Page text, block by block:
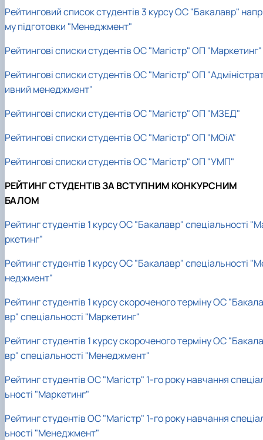
Рейтинговий список студентів 3 курсу ОС "Бакалавр"
му підготовки "Менеджмент"
Рейтингові списки студентів ОС "Магістр" ОП "Маркетинг"
Рейтингові списки студентів ОС "Магістр" ОП
ивний менеджмент"
Рейтингові списки студентів ОС "Магістр" ОП "МЗЕД"
Рейтингові списки студентів ОС "Магістр" ОП "МОіА"
Рейтингові списки студентів ОС "Магістр" ОП "УМП"
РЕЙТИНГ СТУДЕНТІВ ЗА ВСТУПНИМ КОНКУРСНИМ
БАЛОМ
Рейтинг студентів 1 курсу ОС "Бакалавр" спеціальності
ркетинг"
Рейтинг студентів 1 курсу ОС "Бакалавр" спеціальності
неджмент"
Рейтинг студентів 1 курсу скороченого терміну ОС "Бакала
вр" спеціальності "Маркетинг"
Рейтинг студентів 1 курсу скороченого терміну ОС "Бакала
вр" спеціальності "Менеджмент"
Рейтинг студентів ОС "Магістр" 1-го року навчання
ьності "Маркетинг"
Рейтинг студентів ОС "Магістр" 1-го року навчання
ьності "Менеджмент"